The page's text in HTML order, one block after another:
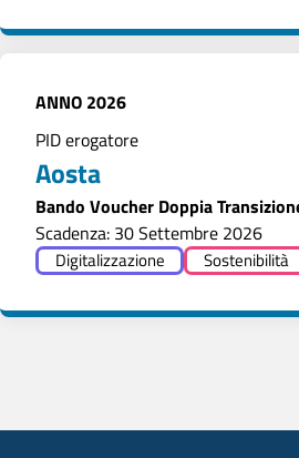
ANNO 2026
PID erogatore
Aosta
Bando Voucher Doppia
Scadenza: 30 Settembre 2026
Digitalizzazione Sostenibilità